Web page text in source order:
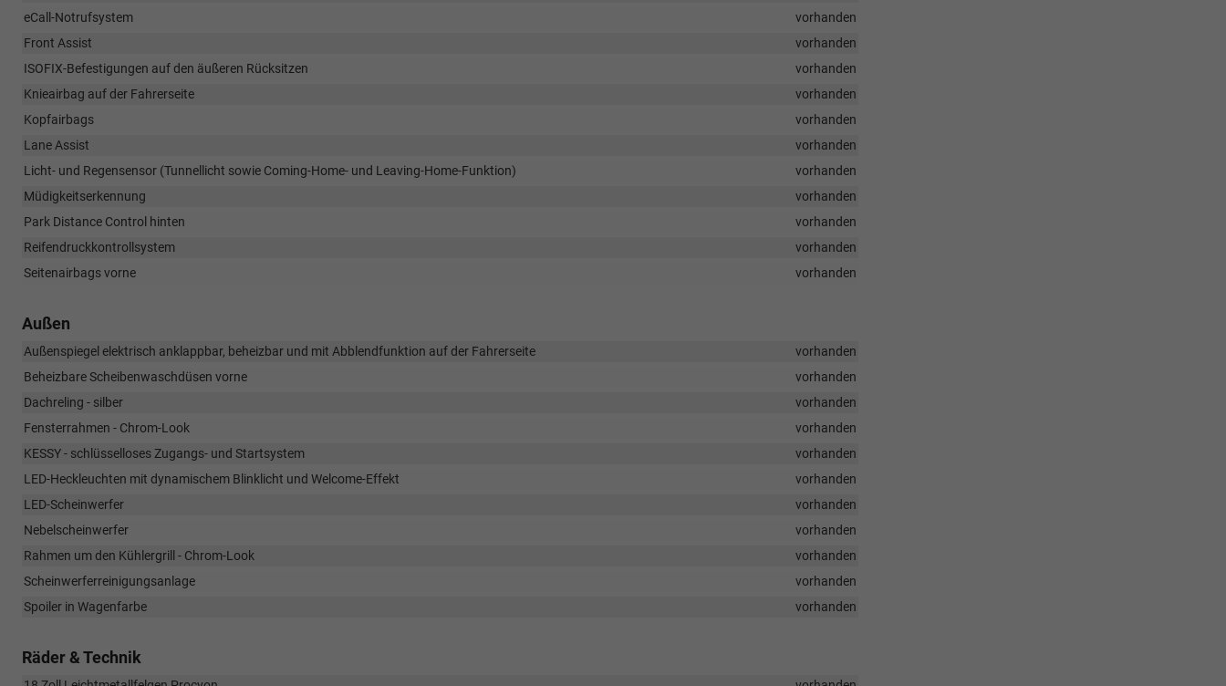
eCall-Notrufsystem
vorhanden
Front Assist
vorhanden
ISOFIX-Befestigungen auf den äußeren Rücksitzen
vorhanden
Knieairbag auf der Fahrerseite
vorhanden
Kopfairbags
vorhanden
Lane Assist
vorhanden
Licht- und Regensensor (Tunnellicht sowie Coming-Home- und Leaving-Home-Funktion)
vorhanden
Müdigkeitserkennung
vorhanden
Park Distance Control hinten
vorhanden
Reifendruckkontrollsystem
vorhanden
Seitenairbags vorne
vorhanden
Außen
Außenspiegel elektrisch anklappbar, beheizbar und mit Abblendfunktion auf der Fahrerseite
vorhanden
Beheizbare Scheibenwaschdüsen vorne
vorhanden
Dachreling - silber
vorhanden
Fensterrahmen - Chrom-Look
vorhanden
KESSY - schlüsselloses Zugangs- und Startsystem
vorhanden
LED-Heckleuchten mit dynamischem Blinklicht und Welcome-Effekt
vorhanden
LED-Scheinwerfer
vorhanden
Nebelscheinwerfer
vorhanden
Rahmen um den Kühlergrill - Chrom-Look
vorhanden
Scheinwerferreinigungsanlage
vorhanden
Spoiler in Wagenfarbe
vorhanden
Räder & Technik